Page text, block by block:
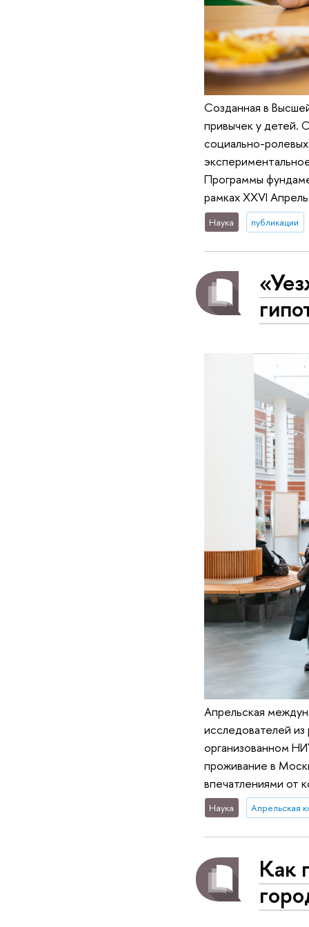
Созданная в
привычек у детей.
социально-
Программы
рамках XXVI
Наука публикации
Апрельская
исследователей
организованном
проживание в
впечатлениями от
Наука Апрельская
Как